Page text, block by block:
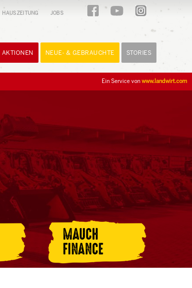
HAUSZEITUNG JOBS
AKTIONEN NEUE- & GEBRAUCHTE STORIES
Ein Service von www.landwirt.com
MAUCH
FINANCE